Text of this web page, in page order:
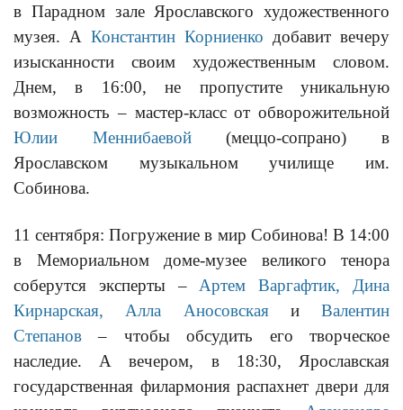
в Парадном зале Ярославского художественного
музея. А Константин Корниенко добавит вечеру
изысканности своим художественным словом.
Днем, в 16:00, не пропустите уникальную
возможность – мастер-класс от обворожительной
Юлии Меннибаевой(меццо-сопрано) в
Ярославском музыкальном училище им.
Собинова.
11 сентября: Погружение в мир Собинова! В 14:00
в Мемориальном доме-музее великого тенора
соберутся эксперты – Артем Варгафтик, Дина
Кирнарская, Алла Аносовскаяи Валентин
Степанов – чтобы обсудить его творческое
наследие. А вечером, в 18:30, Ярославская
государственная филармония распахнет двери для